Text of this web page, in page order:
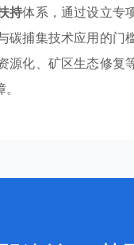
持体系，通过设立专
碳捕集技术应用的门
化、矿区生态修复